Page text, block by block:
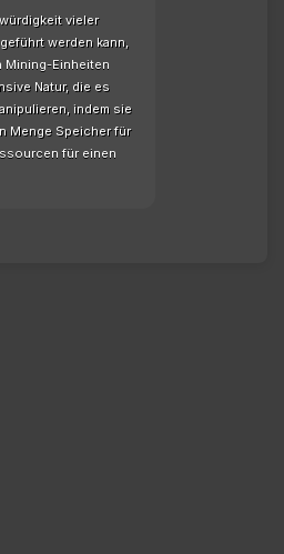
vieler
werden kann,
Mining-Einheiten
Natur, die es
indem sie
Menge Speicher für
für einen